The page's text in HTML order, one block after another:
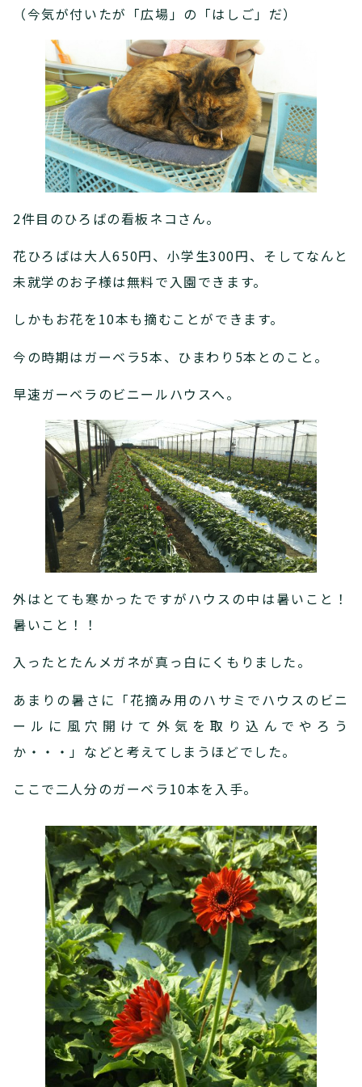
（今気が付いたが「広場」の「はしご」だ）
2件目のひろばの看板ネコさん。
花ひろばは大人650円、小学生300円、そしてなんと
未就学のお子様は無料で入園できます。
しかもお花を10本も摘むことができます。
今の時期はガーベラ5本、ひまわり5本とのこと。
早速ガーベラのビニールハウスへ。
外はとても寒かったですがハウスの中は暑いこと！
暑いこと！！
入ったとたんメガネが真っ白にくもりました。
あまりの暑さに「花摘み用のハサミでハウスのビニ
ールに風穴開けて外気を取り込んでやろう
か・・・」などと考えてしまうほどでした。
ここで二人分のガーベラ10本を入手。